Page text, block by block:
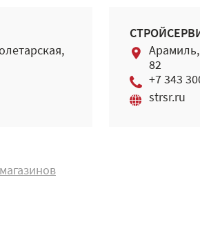
82
+7 343
strsr.ru